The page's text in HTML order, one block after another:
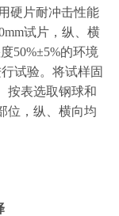
硬片耐冲击性能
试片，纵、横
50%±5%的环境
试验。将试样固
按表选取钢球和
位，纵、横向均